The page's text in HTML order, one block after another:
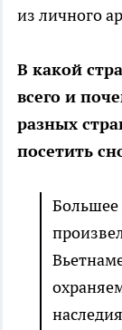
из личного
В какой
всего и
разных
посетить
Большее